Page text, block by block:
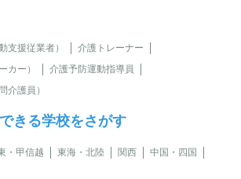
支援従業者）
介護トレーナー
カー）
介護予防運動指導員
介護員）
きる学校をさがす
・甲信越 東海・北陸 関西
中国・四国